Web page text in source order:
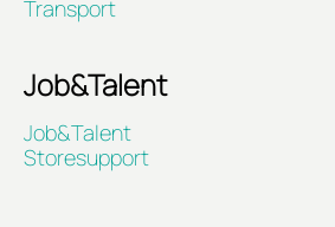
Transport
Job&Talent
Job&Talent
Storesupport